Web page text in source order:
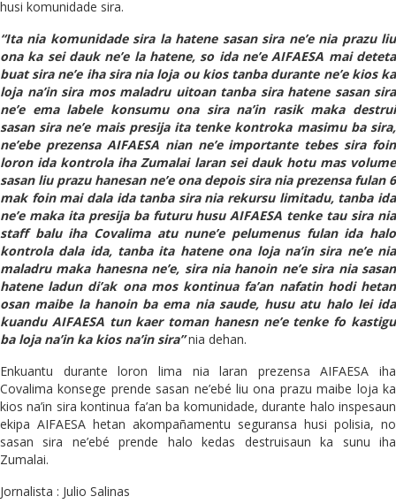
husi komunidade sira.
“Ita nia komunidade sira la hatene sasan sira ne’e nia prazu liu
ona ka sei dauk ne’e la hatene, so ida ne’e AIFAESA mai deteta
buat sira ne’e iha sira nia loja ou kios tanba durante ne’e kios ka
loja na’in sira mos maladru uitoan tanba sira hatene sasan sira
ne’e ema labele konsumu ona sira na’in rasik maka destrui
sasan sira ne’e mais presija ita tenke kontroka masimu ba sira,
ne’ebe prezensa AIFAESA nian ne’e importante tebes sira foin
loron ida kontrola iha Zumalai laran sei dauk hotu mas volume
sasan liu prazu hanesan ne’e ona depois sira nia prezensa fulan 6
mak foin mai dala ida tanba sira nia rekursu limitadu, tanba ida
ne’e maka ita presija ba futuru husu AIFAESA tenke tau sira nia
staff balu iha Covalima atu nune’e pelumenus fulan ida halo
kontrola dala ida, tanba ita hatene ona loja na’in sira ne’e nia
maladru maka hanesna ne’e, sira nia hanoin ne’e sira nia sasan
hatene ladun di’ak ona mos kontinua fa’an nafatin hodi hetan
osan maibe la hanoin ba ema nia saude, husu atu halo lei ida
kuandu AIFAESA tun kaer toman hanesn ne’e tenke fo kastigu
ba loja na’in ka kios na’in sira”nia dehan.
Enkuantu durante loron lima nia laran prezensa AIFAESA iha
Covalima konsege prende sasan ne’ebé liu ona prazu maibe loja ka
kios na’in sira kontinua fa’an ba komunidade, durante halo inspesaun
ekipa AIFAESA hetan akompañamentu seguransa husi polisia, no
sasan sira ne’ebé prende halo kedas destruisaun ka sunu iha
Zumalai.
Jornalista : Julio Salinas